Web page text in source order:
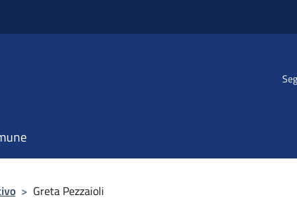
> Greta Pezzaioli